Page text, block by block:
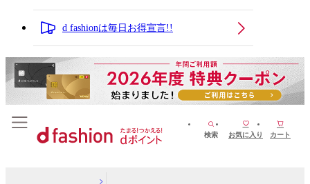
d fashionは毎日お得宣言!!
検索 お気に入り カート